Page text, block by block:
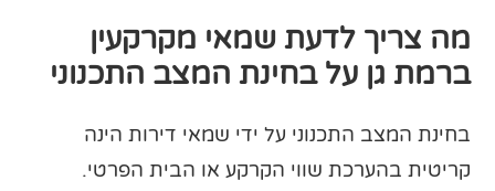
מה צריך לדעת שמאי מקרקעין
ברמת גן על בחינת המצב התכנוני
בחינת המצב התכנוני על ידי שמאי דירות הינה
קריטית בהערכת שווי הקרקע או הבית הפרטי.